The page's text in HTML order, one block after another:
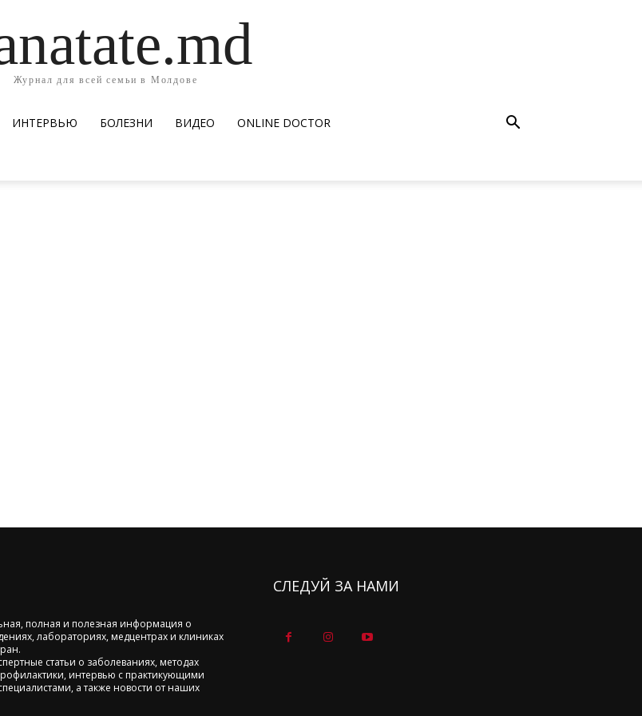
Журнал для всей семьи в Молдове
ИНТЕРВЬЮ БОЛЕЗНИ ВИДЕО ОNLINE DOCTOR
полная и полезная информация о
лабораториях, медцентрах и клиниках
статьи о заболеваниях, методах
интервью с практикующими
а также новости от наших
СЛЕДУЙ ЗА НАМИ